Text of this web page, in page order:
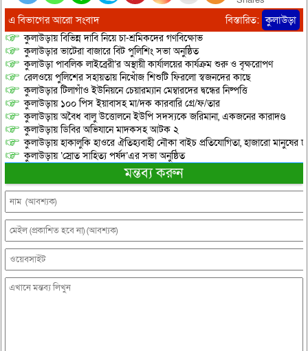
এ বিভাগের আরো সংবাদ বিস্তারিত: কুলাউড়া
কুলাউড়ায় বিভিন্ন দাবি নিয়ে চা-শ্রমিকদের গণবিক্ষোভ
কুলাউড়ার ভাটেরা বাজারে বিট পুলিশিং সভা অনুষ্ঠিত
কুলাউড়া পাবলিক লাইব্রেরী’র অস্থায়ী কার্যালয়ের কার্যক্রম শুরু ও বৃক্ষরোপণ
রেলওয়ে পুলিশের সহায়তায় নিখোঁজ শিশুটি ফিরলো স্বজনদের কাছে
কুলাউড়ার টিলাগাঁও ইউনিয়নে চেয়ারম্যান মেম্বারদের দ্বন্ধের নিষ্পত্তি
কুলাউড়ায় ১০০ পিস ইয়াবাসহ মা/দক কারবারি গ্রে/ফ/তার
কুলাউড়ায় অবৈধ বালু উত্তোলনে ইউপি সদস্যকে জরিমানা, একজনের কারাদণ্ড
কুলাউড়ায় ডিবির অভিযানে মাদকসহ আটক ২
কুলাউড়ায় হাকালুকি হাওরে ঐতিহ্যবাহী নৌকা বাইচ প্রতিযোগিতা, হাজারো মানুষের
কুলাউড়ায় ‘স্রোত সাহিত্য পর্ষদ’এর সভা অনুষ্ঠিত
মন্তব্য করুন